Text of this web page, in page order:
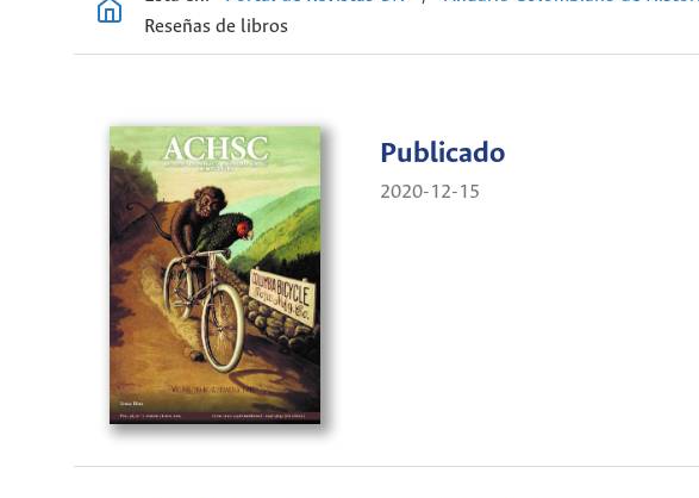
Reseñas de libros
Publicado
2020-12-15